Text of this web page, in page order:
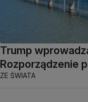
Trump
Rozporządzenie
ZE ŚWIATA